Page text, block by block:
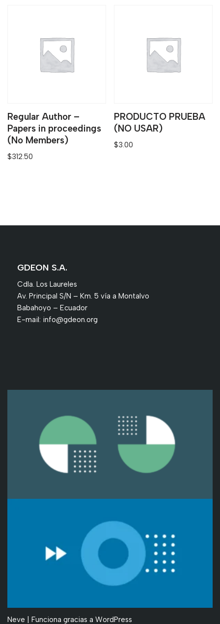
Regular Author –
Papers in proceedings
(No Members)
$312.50
PRODUCTO PRUEBA
(NO USAR)
$3.00
GDEON S.A.
Cdla. Los Laureles
Av. Principal S/N – Km. 5 vía a Montalvo
Babahoyo – Ecuador
E-mail: info@gdeon.org
Neve | Funciona gracias a WordPress